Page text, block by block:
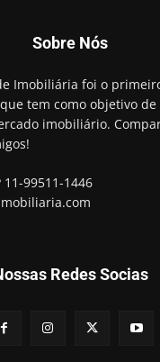
Sobre Nós
Imobiliária foi o
tem como objetivo
imobiliário.
11-99511-1446
Redes Socias